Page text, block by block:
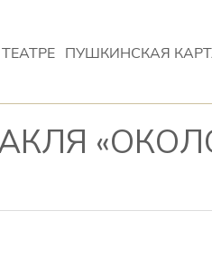
ПУШКИНСКАЯ